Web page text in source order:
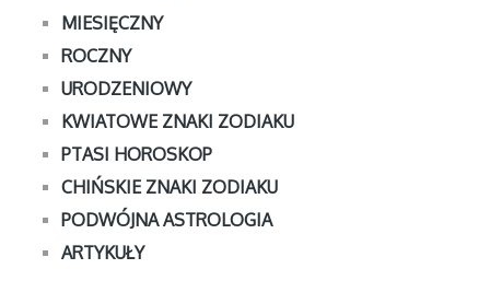
MIESIĘCZNY
ROCZNY
URODZENIOWY
KWIATOWE ZNAKI ZODIAKU
PTASI HOROSKOP
CHIŃSKIE ZNAKI ZODIAKU
PODWÓJNA ASTROLOGIA
ARTYKUŁY